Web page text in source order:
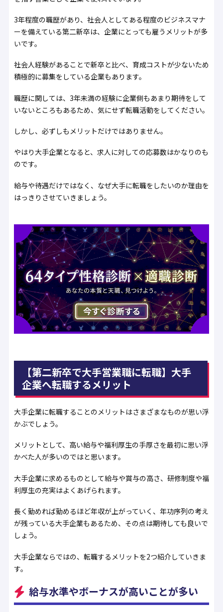
3年程度の職歴があり、社会人としてある程度のビジネスマナ
ーを備えている第二新卒は、企業にとっても雇うメリットが多
いです。
社会人経験があることで新卒と比べ、育成コストが少ないため
積極的に募集をしている企業もあります。
職歴に関しては、3年未満の経験に企業側もあまり期待をして
いないところもあるため、気にせず転職活動をしてください。
しかし、必ずしもメリットだけではありません。
やはり大手企業となると、求人に対しての応募数はかなりのも
のです。
給与や待遇だけではなく、なぜ大手に転職をしたいのか理由を
はっきりさせていきましょう。
【第二新卒で大手営業職に転職】大手
企業へ転職するメリット
大手企業に転職することのメリットはさまざまなものが思い浮
かぶでしょう。
メリットとして、高い給与や福利厚生の手厚さを最初に思い浮
かべた人が多いのではと思います。
大手企業に求めるものとして給与や賞与の高さ、研修制度や福
利厚生の充実はよくあげられます。
長く勤めれば勤めるほど年収が上がっていく、年功序列の考え
が残っている大手企業もあるため、その点は期待しても良いで
しょう。
大手企業ならではの、転職するメリットを2つ紹介していきま
す。
給与水準やボーナスが高いことが多い